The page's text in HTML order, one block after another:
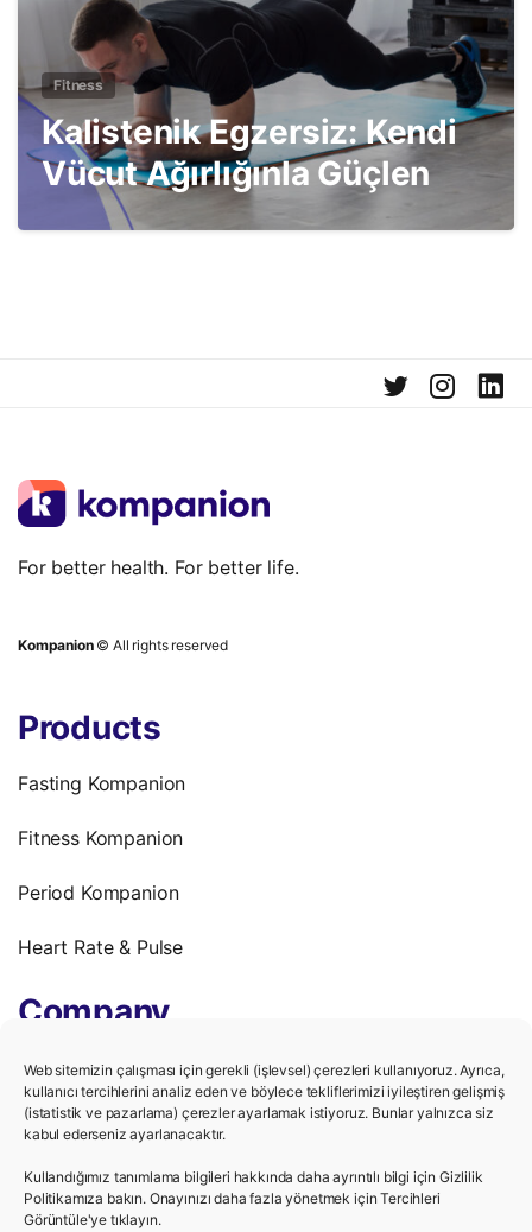
Web sitemizin çalışması için gerekli (işlevsel) çerezleri kullanıyoruz. Ayrıca,
kullanıcı tercihlerini analiz eden ve böylece tekliflerimizi iyileştiren gelişmiş
(istatistik ve pazarlama) çerezler ayarlamak istiyoruz. Bunlar yalnızca siz
kabul ederseniz ayarlanacaktır.
Kullandığımız tanımlama bilgileri hakkında daha ayrıntılı bilgi için Gizlilik
Politikamıza bakın. Onayınızı daha fazla yönetmek için Tercihleri ​​
Görüntüle'ye tıklayın.
Fitness
Kalistenik Egzersiz: Kendi
Vücut Ağırlığınla Güçlen
For better health. For better life.
Kompanion© All rights reserved
Products
Fasting Kompanion
Fitness Kompanion
Period Kompanion
Heart Rate & Pulse
Company
Terms of Use
Privacy Policy
We’re hiring!